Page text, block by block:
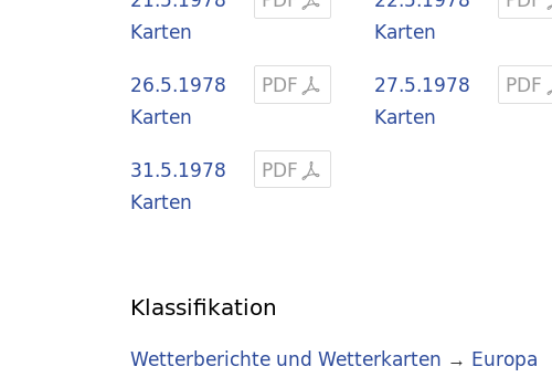
Karten
Karten
PDF
26.5.1978
Karten
PDF
27.5.1978
Karten
PDF
31.5.1978
Karten
Klassifikation
Wetterberichte und Wetterkarten → Europa